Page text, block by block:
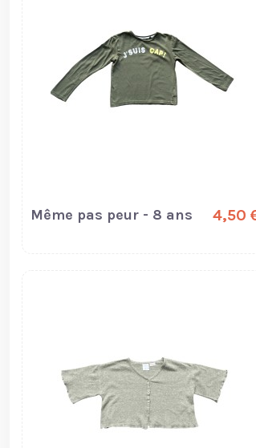
Même pas peur - 8 ans 4,50